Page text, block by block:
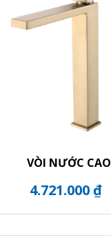
VÒI NƯỚC CAO
4.721.000 ₫